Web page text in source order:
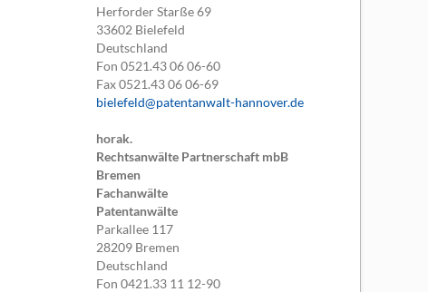
Herforder Starße 69
33602 Bielefeld
Deutschland
Fon0521.43 06 06-60
Fax0521.43 06 06-69
bielefeld@patentanwalt-hannover.de
horak.
Rechtsanwälte Partnerschaft mbB
Bremen
Fachanwälte
Patentanwälte
Parkallee 117
28209 Bremen
Deutschland
Fon0421.33 11 12-90